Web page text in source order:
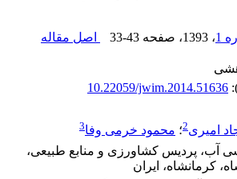
، 1393 ، صفحه 33-43
اصل مقاله
10.22059/jwim.2014.51636
امیری2؛ محمود خرمی وفا3
آب، پردیس کشاورزی و منابع طبیعی،
کرمانشاه، ایران